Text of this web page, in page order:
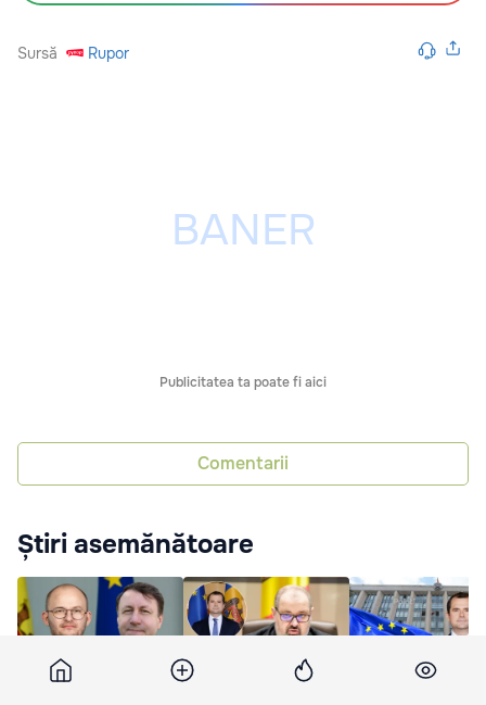
Sursă Rupor
Publicitatea ta poate fi aici
Comentarii
Știri asemănătoare
Munteanu: Primele
Lebedinschi a acuzat
Vasile Tofan a